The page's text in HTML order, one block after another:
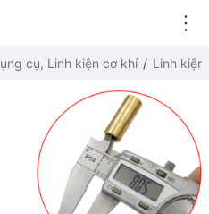
cụ, Linh kiện cơ khí Linh